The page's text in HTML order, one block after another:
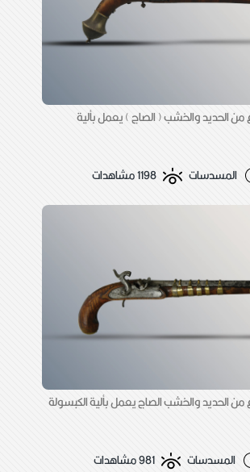
والخشب ( الصاج ) يعمل بألية
المسدسات
1198 مشاهدات
والخشب الصاج يعمل بألية الكبسولة
المسدسات
981 مشاهدات